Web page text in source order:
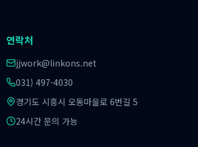
연락처
jjwork@linkons.net
031) 497-4030
경기도 시흥시 오동마을로 6번길 5
24시간 문의 가능